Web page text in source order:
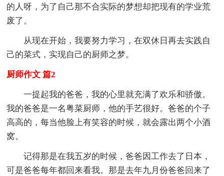
的人呀，为了自己那不合实际的梦想却把现有的学业荒
废了。
从现在开始，我要努力学习，在双休日再去实践自
己的菜式，实现自己的厨师之梦。
厨师作文 篇2
一提起我的爸爸，我的心里就充满了欢乐和骄傲。
我的爸爸是一名粤菜厨师，他的手艺很好。爸爸的个子
高高的，每当他脸上有笑容的时候，就会露出两个小酒
窝。
记得那是在我五岁的时候，爸爸因工作去了日本，
可是爸爸每年都回来看我。那是去年九月份爸爸回来了